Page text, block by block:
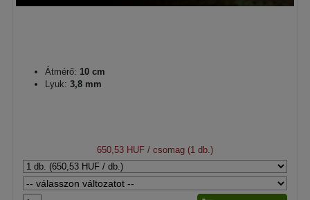
Átmérő: 10 cm
Lyuk: 3,8 mm
650,53 HUF / csomag (1 db.)